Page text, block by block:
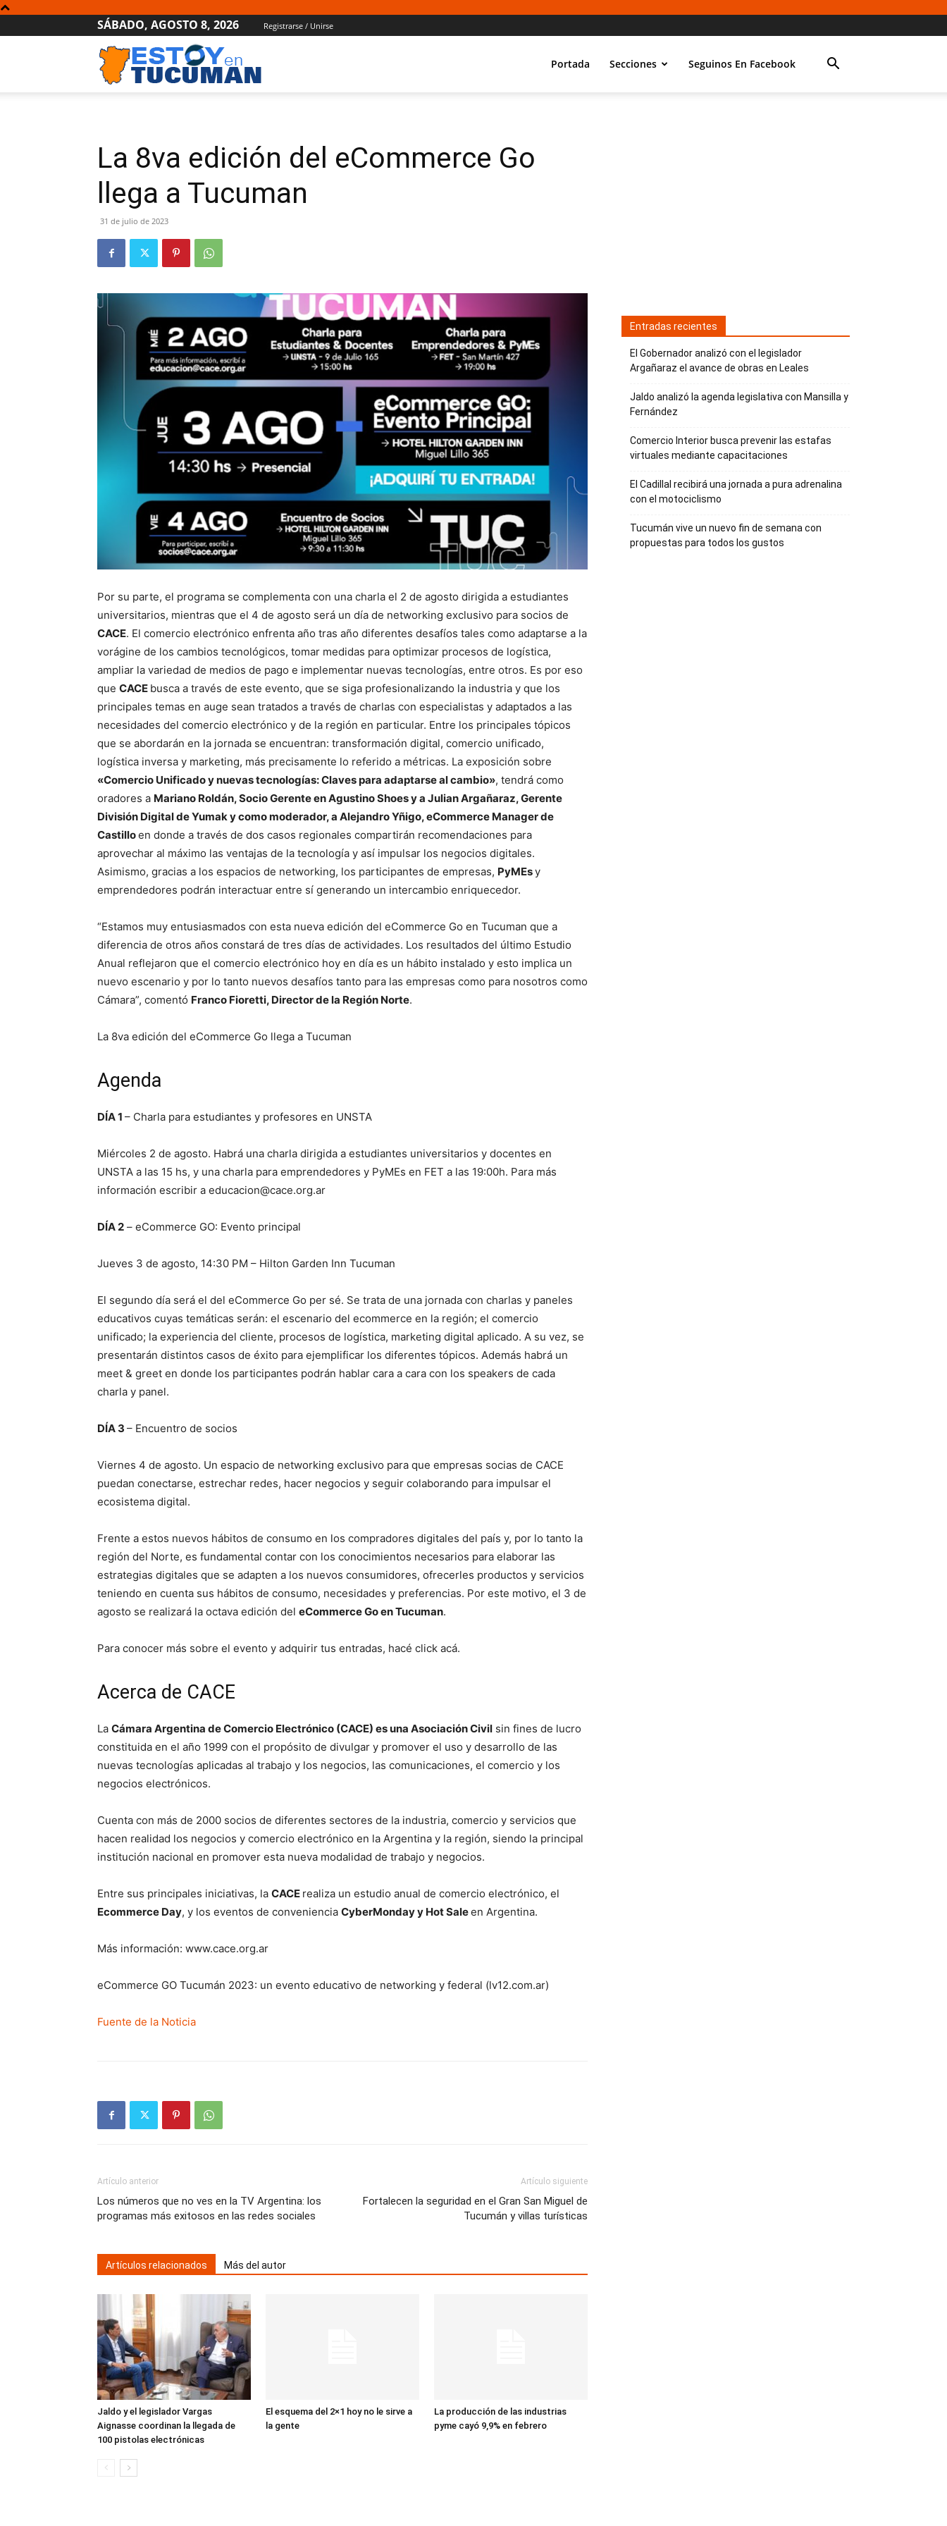
SÁBADO, AGOSTO 8, 2026 Registrarse / Unirse
Portada Secciones Seguinos En Facebook
La 8va edición del eCommerce Go
llega a Tucuman
31 de julio de 2023
Por su parte, el programa se complementa con una charla el 2 de agosto dirigida a estudiantes
universitarios, mientras que el 4 de agosto será un día de networking exclusivo para socios de
CACE. El comercio electrónico enfrenta año tras año diferentes desafíos tales como adaptarse a la
vorágine de los cambios tecnológicos, tomar medidas para optimizar procesos de logística,
ampliar la variedad de medios de pago e implementar nuevas tecnologías, entre otros. Es por eso
que CACE busca a través de este evento, que se siga profesionalizando la industria y que los
principales temas en auge sean tratados a través de charlas con especialistas y adaptados a las
necesidades del comercio electrónico y de la región en particular. Entre los principales tópicos
que se abordarán en la jornada se encuentran: transformación digital, comercio unificado,
logística inversa y marketing, más precisamente lo referido a métricas. La exposición sobre
«Comercio Unificado y nuevas tecnologías: Claves para adaptarse al cambio», tendrá como
oradores a Mariano Roldán, Socio Gerente en Agustino Shoes y a Julian Argañaraz, Gerente
División Digital de Yumak y como moderador, a Alejandro Yñigo, eCommerce Manager de
Castilloen donde a través de dos casos regionales compartirán recomendaciones para
aprovechar al máximo las ventajas de la tecnología y así impulsar los negocios digitales.
Asimismo, gracias a los espacios de networking, los participantes de empresas, PyMEsy
emprendedores podrán interactuar entre sí generando un intercambio enriquecedor.
“Estamos muy entusiasmados con esta nueva edición del eCommerce Go en Tucuman que a
diferencia de otros años constará de tres días de actividades. Los resultados del último Estudio
Anual reflejaron que el comercio electrónico hoy en día es un hábito instalado y esto implica un
nuevo escenario y por lo tanto nuevos desafíos tanto para las empresas como para nosotros como
Cámara”, comentó Franco Fioretti, Director de la Región Norte.
La 8va edición del eCommerce Go llega a Tucuman
Agenda
DÍA 1 – Charla para estudiantes y profesores en UNSTA
Miércoles 2 de agosto. Habrá una charla dirigida a estudiantes universitarios y docentes en
UNSTA a las 15 hs, y una charla para emprendedores y PyMEs en FET a las 19:00h. Para más
información escribir a educacion@cace.org.ar
DÍA 2 – eCommerce GO: Evento principal
Jueves 3 de agosto, 14:30 PM – Hilton Garden Inn Tucuman
El segundo día será el del eCommerce Go per sé. Se trata de una jornada con charlas y paneles
educativos cuyas temáticas serán: el escenario del ecommerce en la región; el comercio
unificado; la experiencia del cliente, procesos de logística, marketing digital aplicado. A su vez, se
presentarán distintos casos de éxito para ejemplificar los diferentes tópicos. Además habrá un
meet & greet en donde los participantes podrán hablar cara a cara con los speakers de cada
charla y panel.
DÍA 3 – Encuentro de socios
Viernes 4 de agosto. Un espacio de networking exclusivo para que empresas socias de CACE
puedan conectarse, estrechar redes, hacer negocios y seguir colaborando para impulsar el
ecosistema digital.
Frente a estos nuevos hábitos de consumo en los compradores digitales del país y, por lo tanto la
región del Norte, es fundamental contar con los conocimientos necesarios para elaborar las
estrategias digitales que se adapten a los nuevos consumidores, ofrecerles productos y servicios
teniendo en cuenta sus hábitos de consumo, necesidades y preferencias. Por este motivo, el 3 de
agosto se realizará la octava edición del eCommerce Go en Tucuman.
Para conocer más sobre el evento y adquirir tus entradas, hacé click acá.
Acerca de CACE
La Cámara Argentina de Comercio Electrónico (CACE) es una Asociación Civil sin fines de lucro
constituida en el año 1999 con el propósito de divulgar y promover el uso y desarrollo de las
nuevas tecnologías aplicadas al trabajo y los negocios, las comunicaciones, el comercio y los
negocios electrónicos.
Cuenta con más de 2000 socios de diferentes sectores de la industria, comercio y servicios que
hacen realidad los negocios y comercio electrónico en la Argentina y la región, siendo la principal
institución nacional en promover esta nueva modalidad de trabajo y negocios.
Entre sus principales iniciativas, la CACE realiza un estudio anual de comercio electrónico, el
Ecommerce Day, y los eventos de conveniencia CyberMonday y Hot Saleen Argentina.
Más información: www.cace.org.ar
eCommerce GO Tucumán 2023: un evento educativo de networking y federal (lv12.com.ar)
Fuente de la Noticia
Artículo anterior
Los números que no ves en la TV Argentina: los
programas más exitosos en las redes sociales
Artículo siguiente
Fortalecen la seguridad en el Gran San Miguel de
Tucumán y villas turísticas
Artículos relacionados Más del autor
Jaldo y el legislador Vargas
Aignasse coordinan la llegada de
100 pistolas electrónicas
El esquema del 2×1 hoy no le sirve a
la gente
La producción de las industrias
pyme cayó 9,9% en febrero
Entradas recientes
El Gobernador analizó con el legislador
Argañaraz el avance de obras en Leales
Jaldo analizó la agenda legislativa con Mansilla y
Fernández
Comercio Interior busca prevenir las estafas
virtuales mediante capacitaciones
El Cadillal recibirá una jornada a pura adrenalina
con el motociclismo
Tucumán vive un nuevo fin de semana con
propuestas para todos los gustos